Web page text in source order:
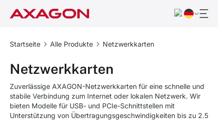
Startseite Alle Produkte Netzwerkkarten
Netzwerkkarten
Zuverlässige AXAGON-Netzwerkkarten für eine schnelle und
stabile Verbindung zum Internet oder lokalen Netzwerk. Wir
bieten Modelle für USB- und PCIe-Schnittstellen mit
Unterstützung von Übertragungsgeschwindigkeiten bis zu 2.5